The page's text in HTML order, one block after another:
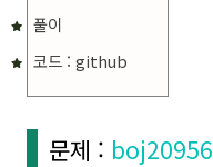
풀이
코드 : github
문제 : boj20956